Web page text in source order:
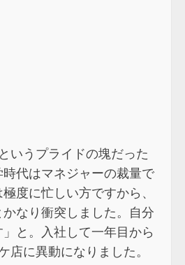
いうプライドの塊だった
代はマネジャーの裁量で
度に忙しい方ですから、
なり衝突しました。自分
と。入社して一年目から
に異動になりました。